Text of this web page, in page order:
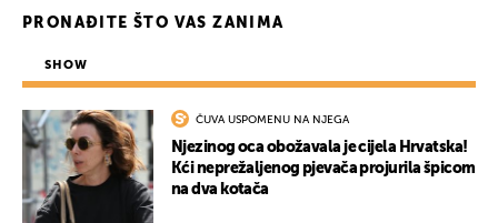
PRONAĐITE ŠTO VAS ZANIMA
SHOW
ČUVA USPOMENU NA NJEGA
Njezinog oca obožavala je cijela Hrvatska!
Kći neprežaljenog pjevača projurila špicom
na dva kotača